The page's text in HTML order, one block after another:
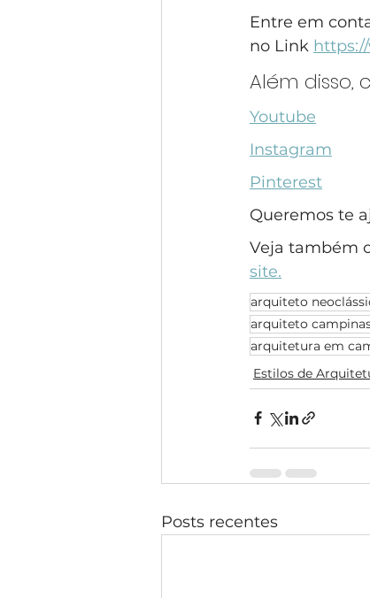
Entre em
no Link
Além disso,
Youtube
Instagram
Pinterest
Queremos te
Veja também
site.
arquiteto
arquiteto
arquitetura em
Estilos de
Posts recentes